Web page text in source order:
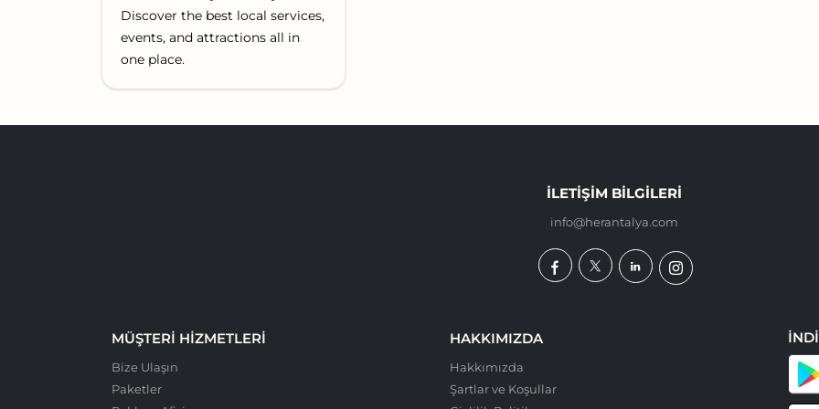
Discover the best local services,
events, and attractions all in
one place.
İLETIŞIM BILGILERI
info@herantalya.com
MÜŞTERI HIZMETLERI
Bize Ulaşın
Paketler
HAKKIMIZDA
Hakkımızda
Şartlar ve Koşullar